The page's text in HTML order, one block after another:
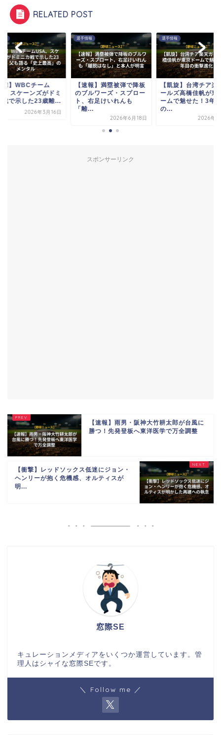
RELATED POST
撃】WBCチーム
、スケーンズがドミ
戦で示した23歳離...
2026年3月16日
選手情報
【速報】満塁被弾で降板
のブルワーズ・スプロー
ト、右足けいれんも
「離...
2026年6月18日
選手情報
【凱旋】台湾チア楽
ールズ高橋佳帆が東
ームで魅せた！3年
の...
2026年7
スポンサーリンク
【速報】雨男・阪神大竹耕太郎が台風に
勝つ！先発登板へ東洋医学で万全調整
【衝撃】レッドソックス低迷にジョン・
ヘンリーが抱く危機感、オルティスが
明...
窓際SE
キュレーションメディアをいくつか運営しています。管
理人はシャイな窓際SEです。
＼ Follow me ／